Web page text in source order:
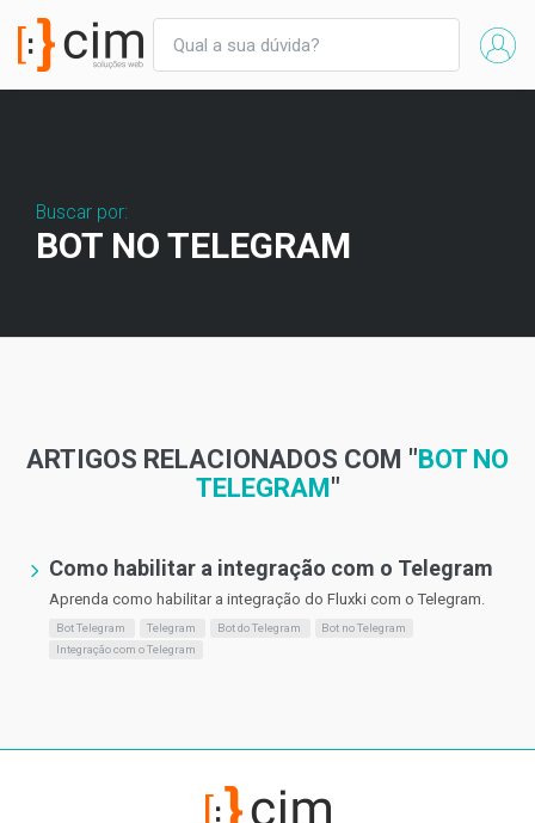
Buscar por:
BOT NO TELEGRAM
ARTIGOS RELACIONADOS COM "BOT NO
TELEGRAM"
Como habilitar a integração com o Telegram
Aprenda como habilitar a integração do Fluxki com o Telegram.
Bot Telegram Telegram Bot do Telegram
Bot no Telegram
Integração com o Telegram